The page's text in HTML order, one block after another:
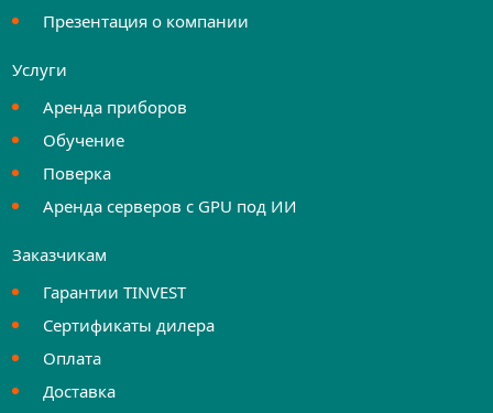
Презентация о компании
Услуги
Аренда приборов
Обучение
Поверка
Аренда серверов с GPU под ИИ
Заказчикам
Гарантии TINVEST
Сертификаты дилера
Оплата
Доставка